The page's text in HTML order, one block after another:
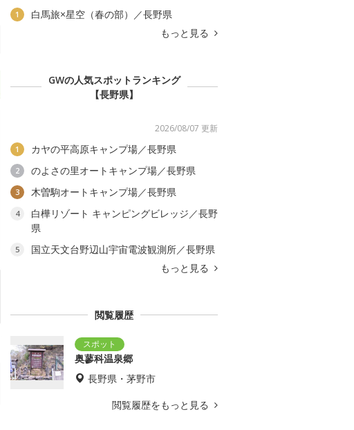
1
白馬旅×星空（春の部）／長野県
もっと見る
GWの人気スポットランキング
【長野県】
2026/08/07 更新
1 カヤの平高原キャンプ場／長野県
2 のよさの里オートキャンプ場／長野県
3 木曽駒オートキャンプ場／長野県
4
白樺リゾート キャンピングビレッジ／長野
県
5
国立天文台野辺山宇宙電波観測所／長野県
もっと見る
閲覧履歴
奥蓼科温泉郷
長野県・茅野市
閲覧履歴をもっと見る